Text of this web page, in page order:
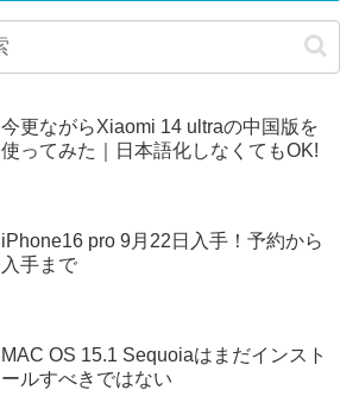
今更ながらXiaomi 14 ultraの中国版を
使ってみた｜日本語化しなくてもOK!
iPhone16 pro 9月22日入手！予約から
入手まで
MAC OS 15.1 Sequoiaはまだインスト
ールすべきではない